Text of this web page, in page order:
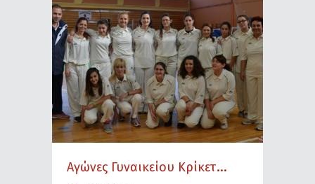
Αγώνες Γυναικείου Κρίκετ...